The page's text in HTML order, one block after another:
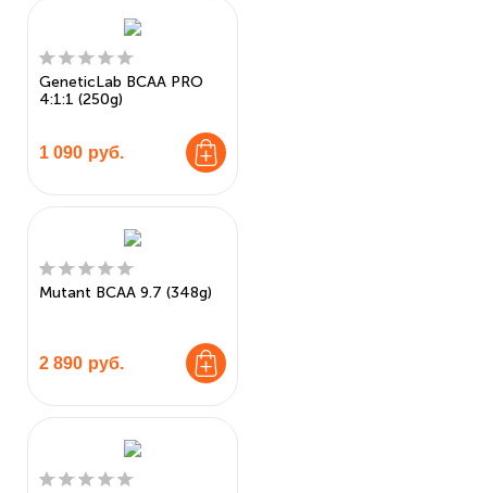
GeneticLab BCAA PRO
4:1:1 (250g)
1 090 руб.
Mutant BCAA 9.7 (348g)
2 890 руб.